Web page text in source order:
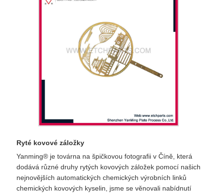
Ryté kovové záložky
Yanming® je továrna na špičkovou fotografii v Číně, která
dodává různé druhy rytých kovových záložek pomocí našich
nejnovějších automatických chemických výrobních linků
chemických kovových kyselin, jsme se věnovali nabídnutí